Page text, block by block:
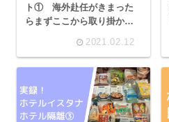
ト① 海外赴任がきまった
らまずここから取り掛かり
2021.02.12